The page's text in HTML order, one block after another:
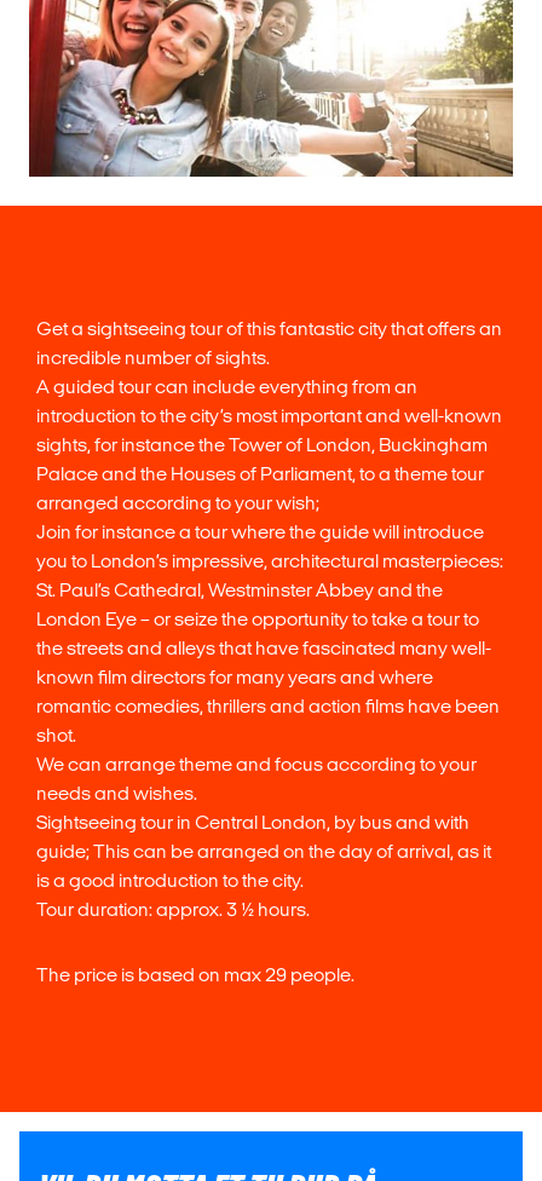
Get a sightseeing tour of this fantastic city that offers an
incredible number of sights.
A guided tour can include everything from an
introduction to the city’s most important and well-known
sights, for instance the Tower of London, Buckingham
Palace and the Houses of Parliament, to a theme tour
arranged according to your wish;
Join for instance a tour where the guide will introduce
you to London’s impressive, architectural masterpieces:
St. Paul’s Cathedral, Westminster Abbey and the
London Eye – or seize the opportunity to take a tour to
the streets and alleys that have fascinated many well-
known film directors for many years and where
romantic comedies, thrillers and action films have been
shot.
We can arrange theme and focus according to your
needs and wishes.
Sightseeing tour in Central London, by bus and with
guide; This can be arranged on the day of arrival, as it
is a good introduction to the city.
Tour duration: approx. 3 ½ hours.
The price is based on max 29 people.